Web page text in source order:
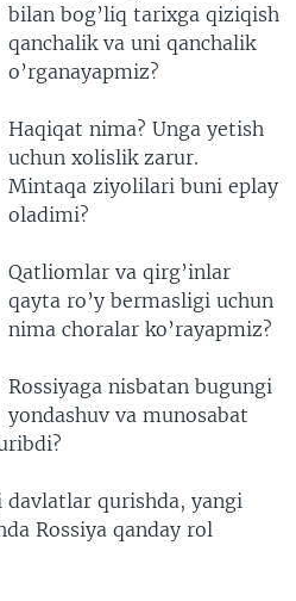
bilan bog’liq tarixga qiziqish
qanchalik va uni qanchalik
o’rganayapmiz?
Haqiqat nima? Unga yetish
uchun xolislik zarur.
Mintaqa ziyolilari buni eplay
oladimi?
Qatliomlar va qirg’inlar
qayta ro’y bermasligi uchun
nima choralar ko’rayapmiz?
Rossiyaga nisbatan bugungi
yondashuv va munosabat
davlatlar qurishda, yangi
Rossiya qanday rol